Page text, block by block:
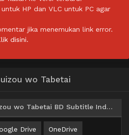
HP dan VLC untuk PC agar
jika menemukan link error.
disini.
wo Tabetai
Download Kimi no Suizou wo Tabetai BD Subtitle Indonesia
Drive OneDrive